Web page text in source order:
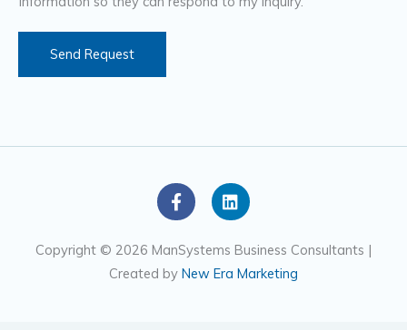
r
s
Send Request
F
a
c
e
b
o
L
i
n
k
e
d
Copyright © 2026 ManSystems Business Consultants |
Created by New Era Marketing